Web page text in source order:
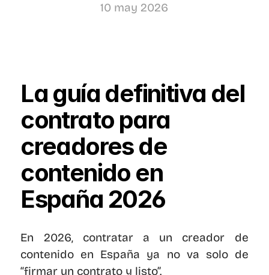
10 may 2026
La guía definitiva del
contrato para
creadores de
contenido en
España 2026
En 2026, contratar a un creador de
contenido en España ya no va solo de
“firmar un contrato y listo”.